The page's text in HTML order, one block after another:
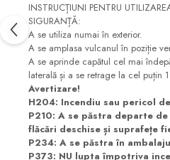
INSTRUCȚIUNI PENTRU
SIGURANȚĂ:
A se utiliza numai în exterior.
A se amplasa vulcanul în poziție
A se aprinde capătul cel mai
laterală și a se retrage la cel puțin
Avertizare!
H204: Incendiu sau pericol
P210: A se păstra departe
flăcări deschise și suprafețe
P234: A se păstra în
P373: NU lupta împotriva